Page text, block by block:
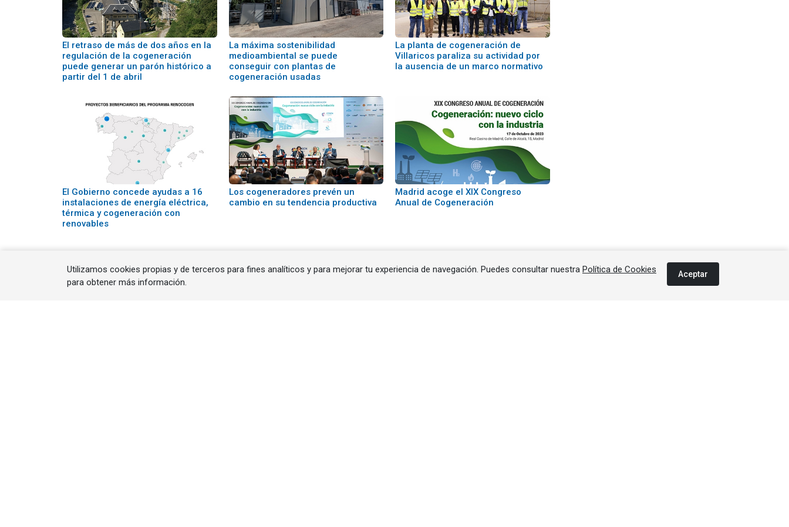
Utilizamos cookies propias y de terceros para fines analíticos y para mejorar tu experiencia de navegación. Puedes consultar nuestra Política de Cookies
para obtener más información.
Aceptar
El retraso de más de dos años en la
regulación de la cogeneración
puede generar un parón histórico a
partir del 1 de abril
La máxima sostenibilidad
medioambiental se puede
conseguir con plantas de
cogeneración usadas
La planta de cogeneración de
Villaricos paraliza su actividad por
la ausencia de un marco normativo
El Gobierno concede ayudas a 16
instalaciones de energía eléctrica,
térmica y cogeneración con
renovables
Los cogeneradores prevén un
cambio en su tendencia productiva
Madrid acoge el XIX Congreso
Anual de Cogeneración